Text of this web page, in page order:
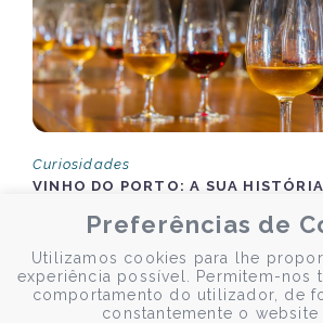
Curiosidades
VINHO DO PORTO: A SUA HISTÓRIA
O Vinho do Porto é um dos vinhos mais
apreciados em todo o mundo. O cultivo
vários séculos.
Preferências de
Utilizamos cookies para lhe
experiência possível. Permitem-nos
comportamento do utilizador, de
constantemente o website